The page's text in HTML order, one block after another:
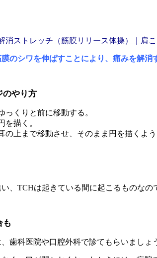
消ストレッチ（筋膜リリース体操）｜肩
のシワを伸ばすことにより、痛みを解消
のやり方
くりと前に移動する。
を描く。
の上まで移動させ、そのまま円を描くよう
、TCHは起きている間に起こるものな
も
歯科医院や口腔外科で診てもらいましょ